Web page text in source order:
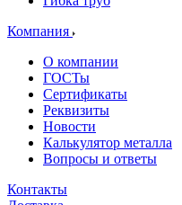
Компания
О компании
ГОСТы
Сертификаты
Реквизиты
Новости
Калькулятор металла
Вопросы и ответы
Контакты